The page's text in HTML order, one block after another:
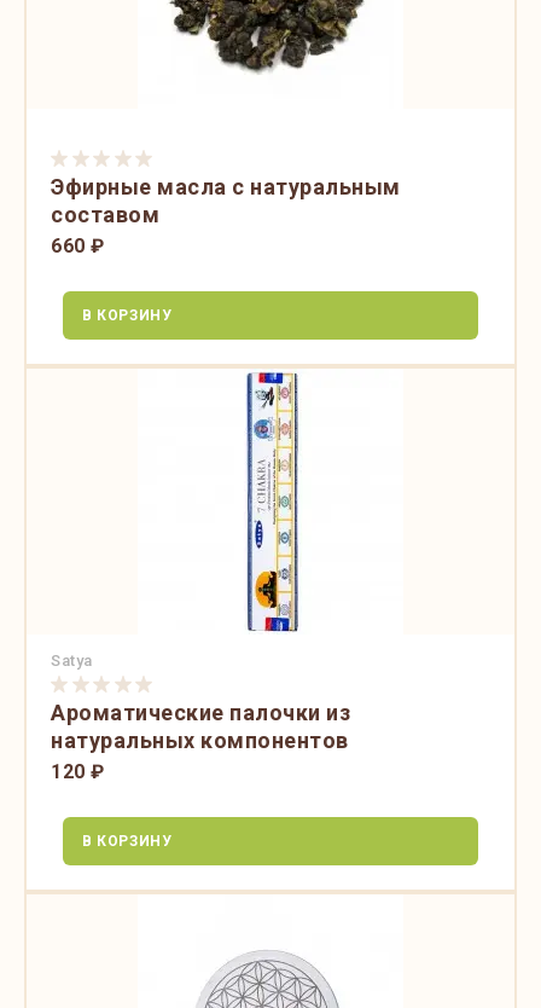
Эфирные масла с натуральным
составом
660 ₽
В КОРЗИНУ
Satya
Ароматические палочки из
натуральных компонентов
120 ₽
В КОРЗИНУ